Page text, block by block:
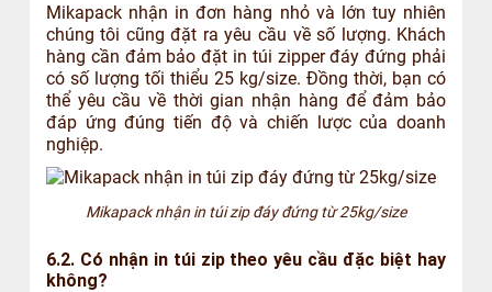
Mikapack nhận in đơn hàng nhỏ và lớn tuy nhiên
chúng tôi cũng đặt ra yêu cầu về số lượng. Khách
hàng cần đảm bảo đặt in túi zipper đáy đứng phải
có số lượng tối thiểu 25 kg/size. Đồng thời, bạn có
thể yêu cầu về thời gian nhận hàng để đảm bảo
đáp ứng đúng tiến độ và chiến lược của doanh
nghiệp.
Mikapack nhận in túi zip đáy đứng từ 25kg/size
6.2. Có nhận in túi zip theo yêu cầu đặc biệt hay
không?